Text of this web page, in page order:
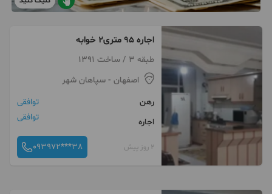
اجاره ۹۵ متری۲ خوابه
طبقه 3 / ساخت 1391
اصفهان - سپاهان شهر
رهن
توافقی
اجاره
توافقی
2 روز پیش 093972***38